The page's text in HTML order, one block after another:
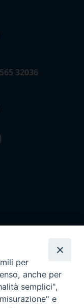
32036
per
anche per
semplici",
e